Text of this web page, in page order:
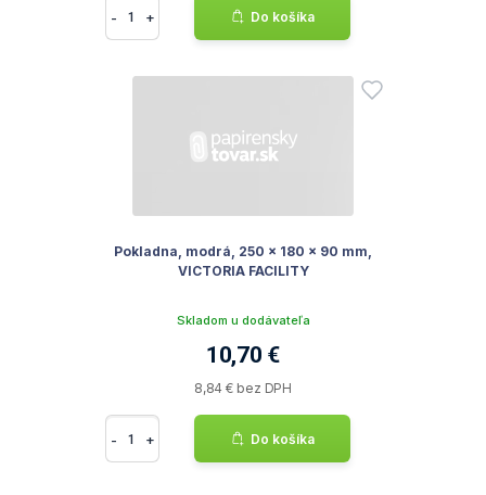
- + Do košíka
Pokladna, modrá, 250 x 180 x 90 mm,
VICTORIA FACILITY
Skladom u dodávateľa
10,70 €
8,84 € bez DPH
- + Do košíka